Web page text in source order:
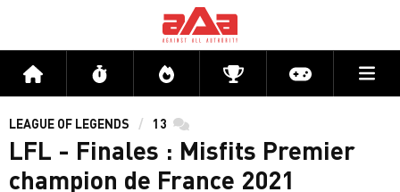
Accueil Flux Directs CompétitionsActu jeux
LEAGUE OF LEGENDS 13 commentaires
LFL - Finales : Misfits Premier
champion de France 2021